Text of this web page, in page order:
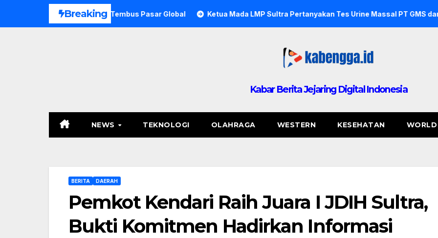
Breaking
Didorong Tembus Pasar Global Ketua Mada LMP Sultra Pertanyakan Tes Urine Massal PT GMS dan PT NDJ, Sebut
Kabar Berita Jejaring Digital Indonesia
NEWS TEKNOLOGI OLAHRAGA WESTERN KESEHATAN WORLD
BERITA DAERAH
Pemkot Kendari Raih Juara I JDIH Sultra,
Bukti Komitmen Hadirkan Informasi